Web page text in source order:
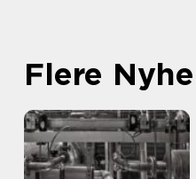
Flere